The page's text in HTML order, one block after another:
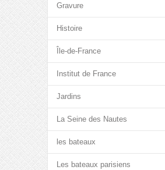
Gravure
Histoire
Île-de-France
Institut de France
Jardins
La Seine des Nautes
les bateaux
Les bateaux parisiens